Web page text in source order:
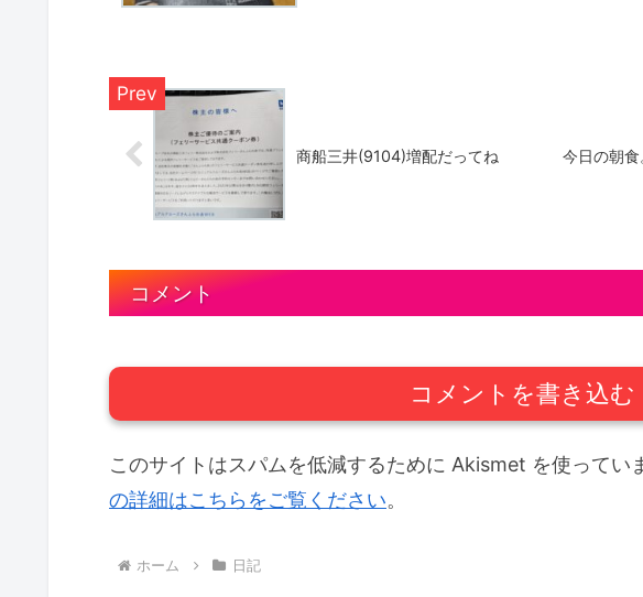
商船三井(9104)増配だってね 今日の朝
コメント
コメントを書き込む
このサイトはスパムを低減するために Akismet を使ってい
の詳細はこちらをご覧ください。
ホーム 日記